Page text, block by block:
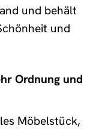
und behält
und
Ordnung und
Möbelstück,